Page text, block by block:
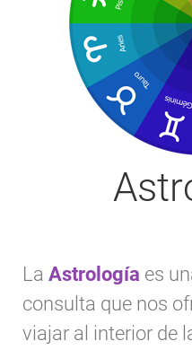
La Astrología es
consulta que nos
viajar al interior de